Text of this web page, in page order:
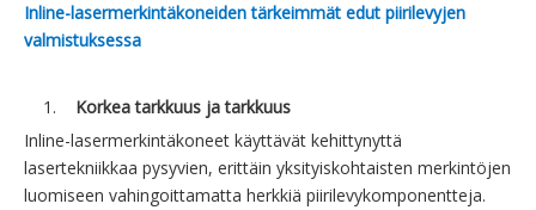
Inline-lasermerkintäkoneiden tärkeimmät edut piirilevyjen
valmistuksessa
1. Korkea tarkkuus ja tarkkuus
Inline-lasermerkintäkoneet käyttävät kehittynyttä
lasertekniikkaa pysyvien, erittäin yksityiskohtaisten merkintöjen
luomiseen vahingoittamatta herkkiä piirilevykomponentteja.